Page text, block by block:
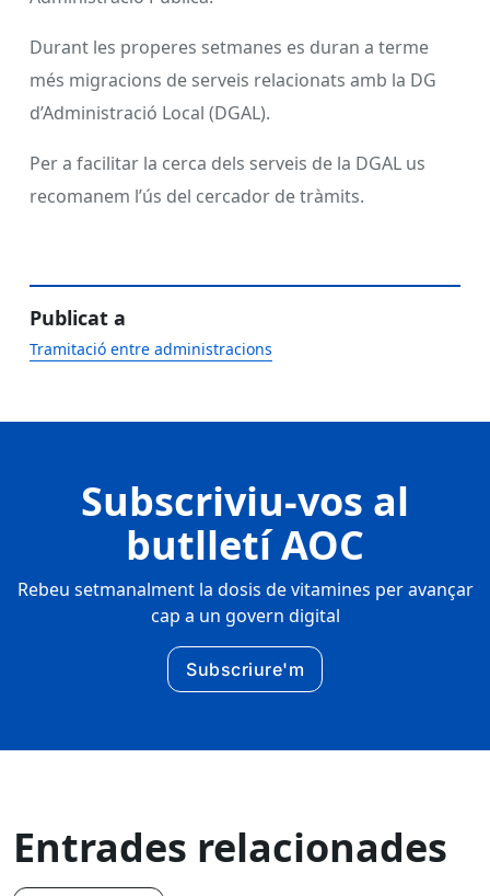
Durant les properes setmanes es duran a terme
més migracions de serveis relacionats amb la DG
d’Administració Local (DGAL).
Per a facilitar la cerca dels serveis de la DGAL us
recomanem l’ús del cercador de tràmits.
Publicat a
Tramitació entre administracions
Subscriviu-vos al
butlletí AOC
Rebeu setmanalment la dosis de vitamines per avançar
cap a un govern digital
Subscriure'm
Entrades relacionades